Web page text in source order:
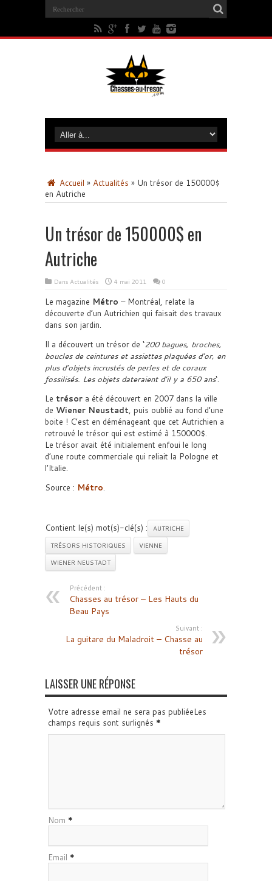
Accueil » Actualités » Un trésor de 150000$
en Autriche
Un trésor de 150000$ en
Autriche
Dans Actualités 4 mai 2011 0
Le magazine Métro – Montréal, relate la
découverte d’un Autrichien qui faisait des travaux
dans son jardin.
Il a découvert un trésor de ‘200 bagues, broches,
boucles de ceintures et assiettes plaquées d’or, en
plus d’objets incrustés de perles et de coraux
fossilisés. Les objets dateraient d’il y a 650 ans‘.
Le trésor a été découvert en 2007 dans la ville
de Wiener Neustadt, puis oublié au fond d’une
boite ! C’est en déménageant que cet Autrichien a
retrouvé le trésor qui est estimé à 150000$.
Le trésor avait été initialement enfoui le long
d’une route commerciale qui reliait la Pologne et
l’Italie.
Source : Métro.
Contient le(s) mot(s)-clé(s) :
AUTRICHE
TRÉSORS HISTORIQUES
VIENNE
WIENER NEUSTADT
Précédent :
Chasses au trésor – Les Hauts du
Beau Pays
Suivant :
La guitare du Maladroit – Chasse au
trésor
LAISSER UNE RÉPONSE
Votre adresse email ne sera pas publiéeLes
champs requis sont surlignés *
Nom *
Email *